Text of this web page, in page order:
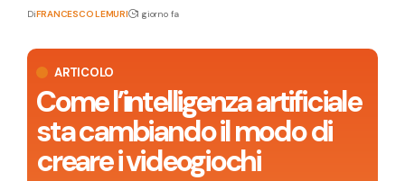
ARTICOLO
Come l’intelligenza artificiale
sta cambiando il modo di
creare i videogiochi
DiFRANCESCO LEMURI 1 giorno fa